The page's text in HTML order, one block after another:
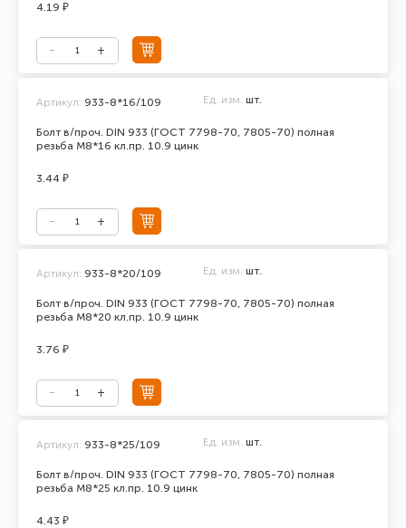
4.19 ₽
Болт в/проч. DIN 933 (ГОСТ 7798-70, 7805-70) полная
резьба М8*16 кл.пр. 10.9 цинк
Артикул: 933-8*16/109 Ед. изм. шт.
3.44 ₽
Болт в/проч. DIN 933 (ГОСТ 7798-70, 7805-70) полная
резьба М8*20 кл.пр. 10.9 цинк
Артикул: 933-8*20/109 Ед. изм. шт.
3.76 ₽
Болт в/проч. DIN 933 (ГОСТ 7798-70, 7805-70) полная
резьба М8*25 кл.пр. 10.9 цинк
Артикул: 933-8*25/109 Ед. изм. шт.
4.43 ₽